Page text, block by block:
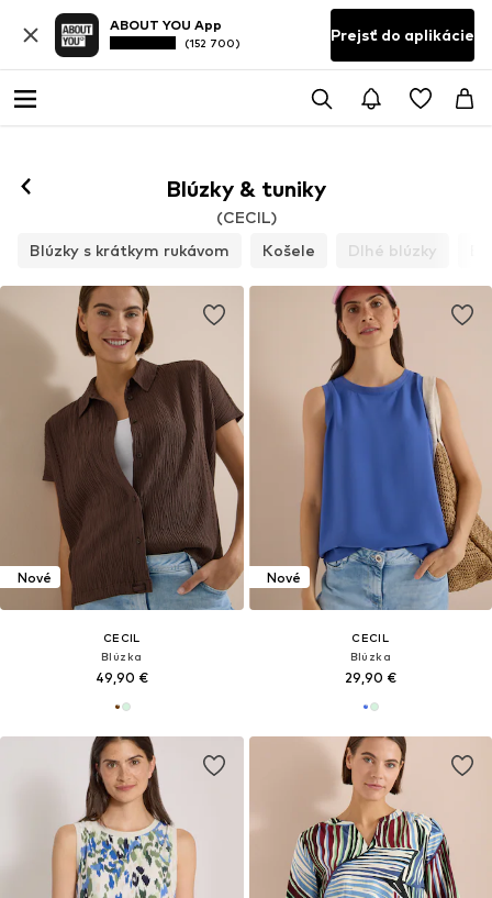
ABOUT YOU App
(152 700) Prejsť do aplikácie
Blúzky & tuniky
(CECIL)
Blúzky s krátkym rukávom
Košele Dlhé blúzky
Nové
CECIL
Blúzka
49,90 €
Nové
CECIL
Blúzka
29,90 €